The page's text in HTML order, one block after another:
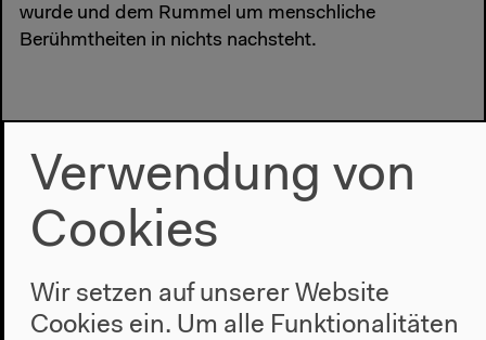
wurde und dem Rummel um menschliche
Berühmtheiten in nichts nachsteht.
#Natur
#Tier #Workshop
Artist Talk
Verwendung von
Cookies
Wir setzen auf unserer Website
Cookies ein. Um alle Funktionalitäten